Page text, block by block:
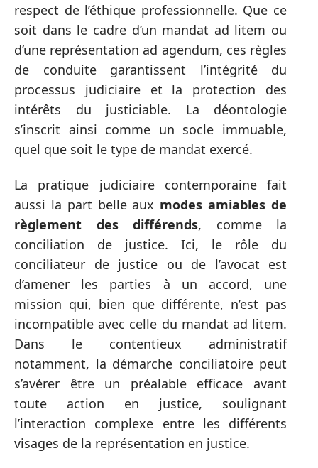
respect de l’éthique professionnelle. Que ce
soit dans le cadre d’un mandat ad litem ou
d’une représentation ad agendum, ces règles
de conduite garantissent l’intégrité du
processus judiciaire et la protection des
intérêts du justiciable. La déontologie
s’inscrit ainsi comme un socle immuable,
quel que soit le type de mandat exercé.
La pratique judiciaire contemporaine fait
aussi la part belle aux modes amiables de
règlement des différends, comme la
conciliation de justice. Ici, le rôle du
conciliateur de justice ou de l’avocat est
d’amener les parties à un accord, une
mission qui, bien que différente, n’est pas
incompatible avec celle du mandat ad litem.
Dans le contentieux administratif
notamment, la démarche conciliatoire peut
s’avérer être un préalable efficace avant
toute action en justice, soulignant
l’interaction complexe entre les différents
visages de la représentation en justice.